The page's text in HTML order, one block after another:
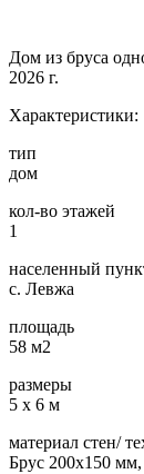
Дом из бруса
2026 г.
Характеристики:
тип
дом
кол-во этажей
1
населенный
с. Левжа
площадь
58 м2
размеры
5 х 6 м
материал стен/
Брус 200х150 мм,